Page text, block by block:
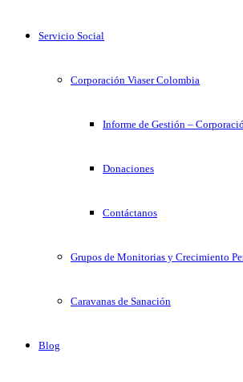
Servicio Social
Corporación Viaser Colombia
Informe de Gestión –
Donaciones
Contáctanos
Grupos de Monitorias y Crecimiento
Caravanas de Sanación
Blog